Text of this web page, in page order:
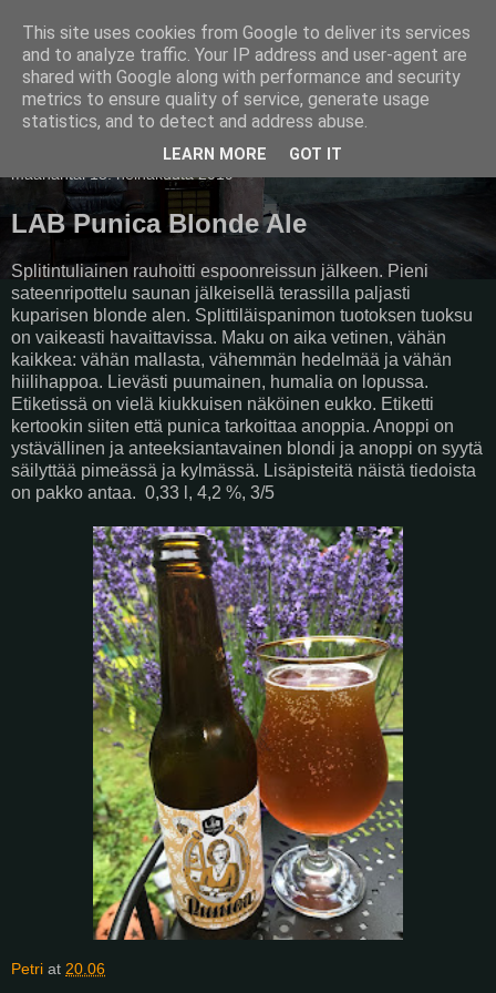
Pullollinen
maanantai 15. heinäkuuta 2019
LAB Punica Blonde Ale
Splitintuliainen rauhoitti espoonreissun jälkeen. Pieni
sateenripottelu saunan jälkeisellä terassilla paljasti
kuparisen blonde alen. Splittiläispanimon tuotoksen tuoksu
on vaikeasti havaittavissa. Maku on aika vetinen, vähän
kaikkea: vähän mallasta, vähemmän hedelmää ja vähän
hiilihappoa. Lievästi puumainen, humalia on lopussa.
Etiketissä on vielä kiukkuisen näköinen eukko. Etiketti
kertookin siiten että punica tarkoittaa anoppia. Anoppi on
ystävällinen ja anteeksiantavainen blondi ja anoppi on syytä
säilyttää pimeässä ja kylmässä. Lisäpisteitä näistä tiedoista
on pakko antaa. 0,33 l, 4,2 %, 3/5
Petri at 20.06
This site uses cookies from Google to deliver its services
and to analyze traffic. Your IP address and user-agent are
shared with Google along with performance and security
metrics to ensure quality of service, generate usage
statistics, and to detect and address abuse.
LEARN MORE GOT IT